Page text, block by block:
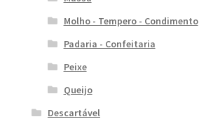
Molho - Tempero - Condimento
Padaria - Confeitaria
Peixe
Queijo
Descartável